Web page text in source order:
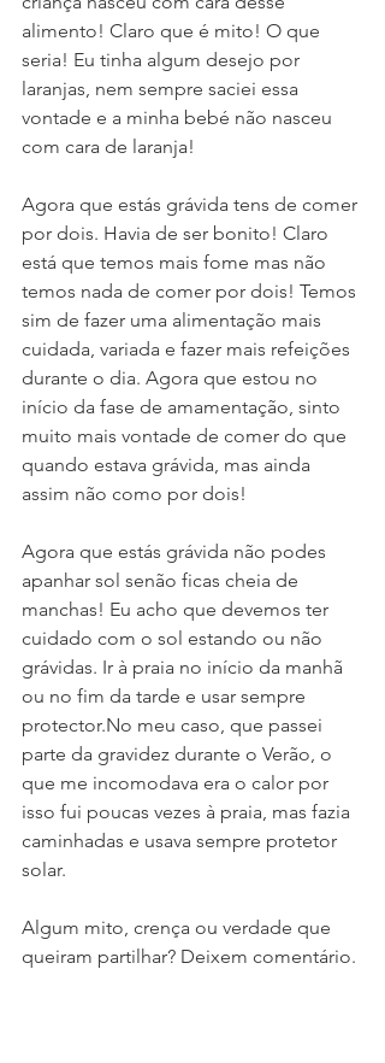
alimento! Claro que é mito! O que
seria! Eu tinha algum desejo por
laranjas, nem sempre saciei essa
vontade e a minha bebé não nasceu
com cara de laranja!
Agora que estás grávida tens de comer
por dois. Havia de ser bonito! Claro
está que temos mais fome mas não
temos nada de comer por dois! Temos
sim de fazer uma alimentação mais
cuidada, variada e fazer mais refeições
durante o dia. Agora que estou no
início da fase de amamentação, sinto
muito mais vontade de comer do que
quando estava grávida, mas ainda
assim não como por dois!
Agora que estás grávida não podes
apanhar sol senão ficas cheia de
manchas! Eu acho que devemos ter
cuidado com o sol estando ou não
grávidas. Ir à praia no início da manhã
ou no fim da tarde e usar sempre
protector.No meu caso, que passei
parte da gravidez durante o Verão, o
que me incomodava era o calor por
isso fui poucas vezes à praia, mas fazia
caminhadas e usava sempre protetor
solar.
Algum mito, crença ou verdade que
queiram partilhar? Deixem comentário.